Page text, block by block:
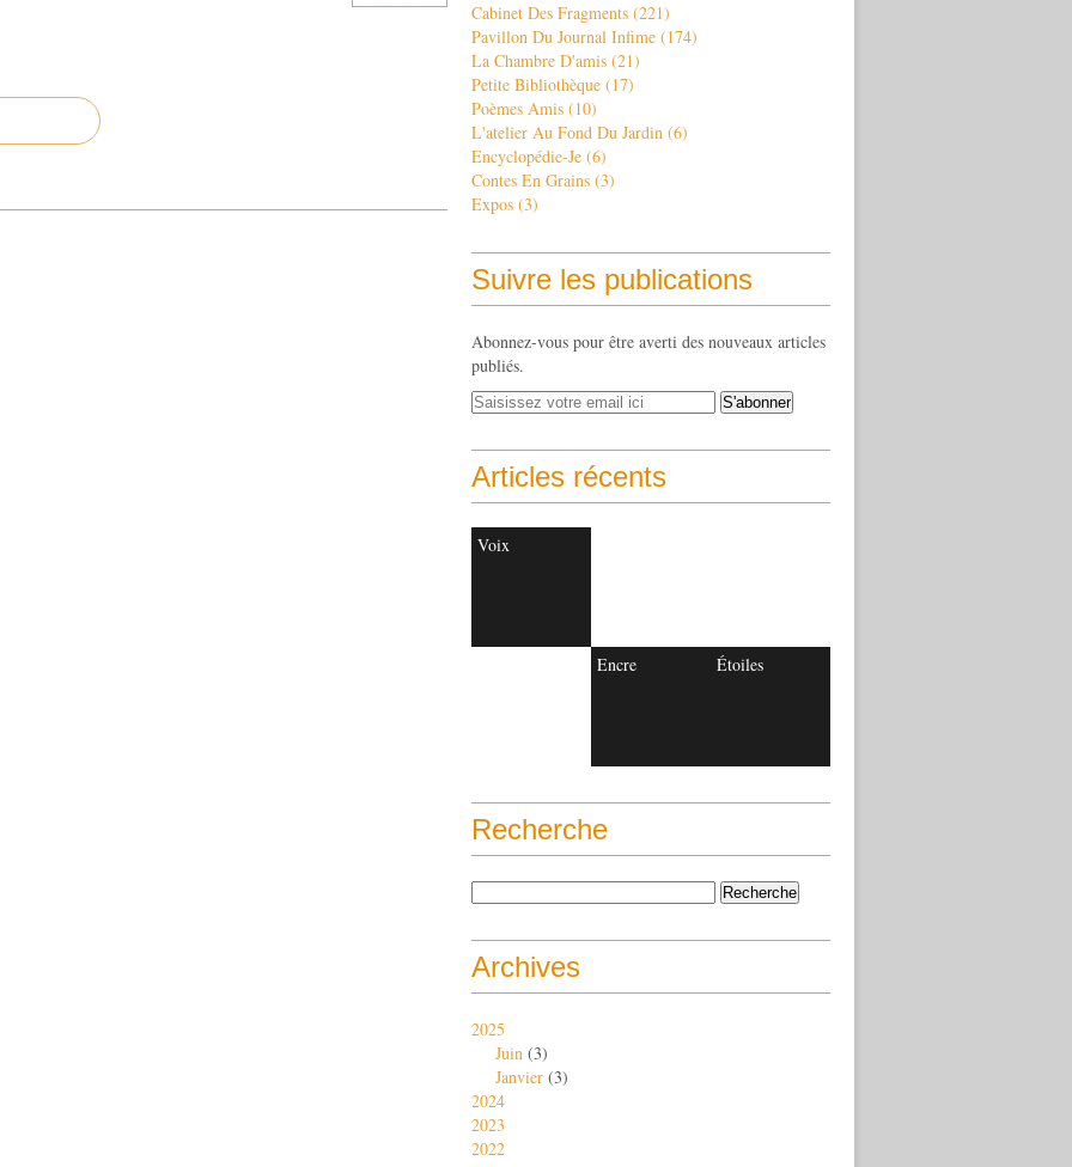
Cabinet Des Fragments (221)
Pavillon Du Journal Infime (174)
La Chambre D'amis (21)
Petite Bibliothèque (17)
Poèmes Amis (10)
L'atelier Au Fond Du Jardin (6)
Encyclopédie-Je (6)
Contes En Grains (3)
Expos (3)
Suivre les publications
Abonnez-vous pour être averti des nouveaux articles
publiés.
Articles récents
Voix
Encre Étoiles
Recherche
Archives
2025
Juin (3)
Janvier (3)
2024
2023
2022